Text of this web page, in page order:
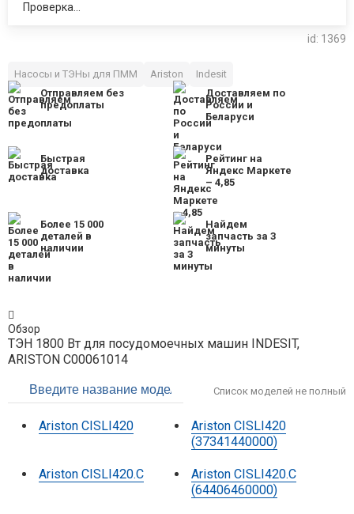
Проверка...
id: 1369
Насосы и ТЭНы для ПММ Ariston
Indesit
Отправляем без
предоплаты
Доставляем по
России и
Беларуси
Быстрая
доставка
Рейтинг на
Яндекс Маркете
– 4,85
Более 15 000
деталей в
наличии
Найдем
запчасть за 3
минуты
Обзор
ТЭН 1800 Вт для посудомоечных машин INDESIT,
ARISTON C00061014
Список моделей не полный
Ariston CISLI420
Ariston CISLI420
(37341440000)
Ariston CISLI420.C
Ariston CISLI420.C
(64406460000)